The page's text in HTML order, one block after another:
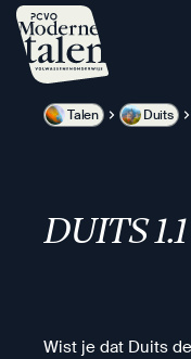
Overslaan
naar
Talen Duits
DUITS 1.1
Wist je dat Duits